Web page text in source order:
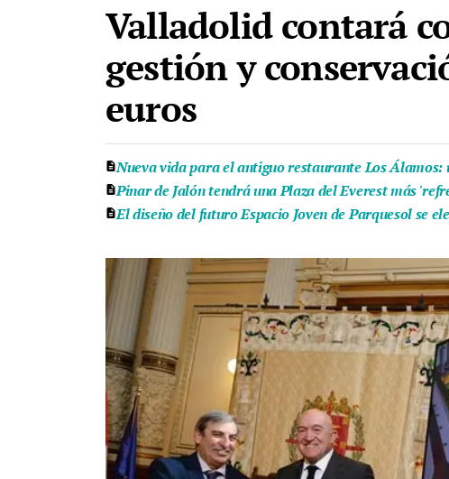
Valladolid contará
gestión y
euros
Nueva vida para el antiguo restaurante Los
Pinar de Jalón tendrá una Plaza del Everest más
El diseño del futuro Espacio Joven de Parquesol se